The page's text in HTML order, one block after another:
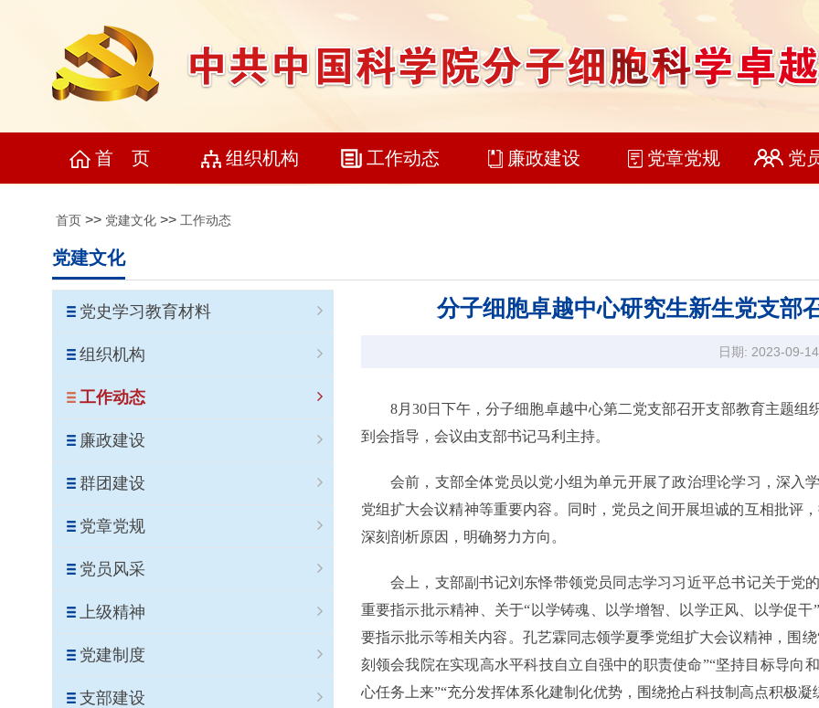
首 页 组织机构 工作动态 廉政建设 党章党规 党
首页 >> 党建文化 >> 工作动态
党建文化
党史学习教育材料
组织机构
工作动态
廉政建设
群团建设
党章党规
党员风采
上级精神
党建制度
支部建设
分子细胞卓越中心研究生新生党支部
日期: 2023-09-14
8月30日下午，分子细胞卓越中心第二党支部召开支部教育主题组
到会指导，会议由支部书记马利主持。
会前，支部全体党员以党小组为单元开展了政治理论学习，深入
党组扩大会议精神等重要内容。同时，党员之间开展坦诚的互相批评
深刻剖析原因，明确努力方向。
会上，支部副书记刘东怿带领党员同志学习习近平总书记关于党
重要指示批示精神、关于“以学铸魂、以学增智、以学正风、以学促
要指示批示等相关内容。孔艺霖同志领学夏季党组扩大会议精神，围
刻领会我院在实现高水平科技自立自强中的职责使命”“坚持目标导向
心任务上来”“充分发挥体系化建制化优势，围绕抢占科技制高点积极